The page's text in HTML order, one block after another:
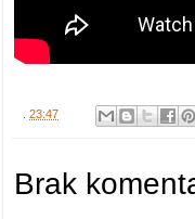
. 23:47
Brak